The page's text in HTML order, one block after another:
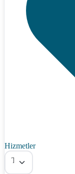
Hizmetler
Tümü